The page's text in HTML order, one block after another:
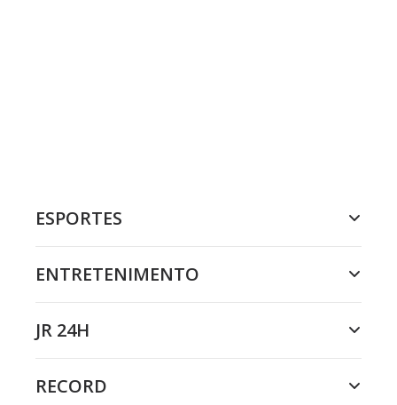
ESPORTES
ENTRETENIMENTO
JR 24H
RECORD